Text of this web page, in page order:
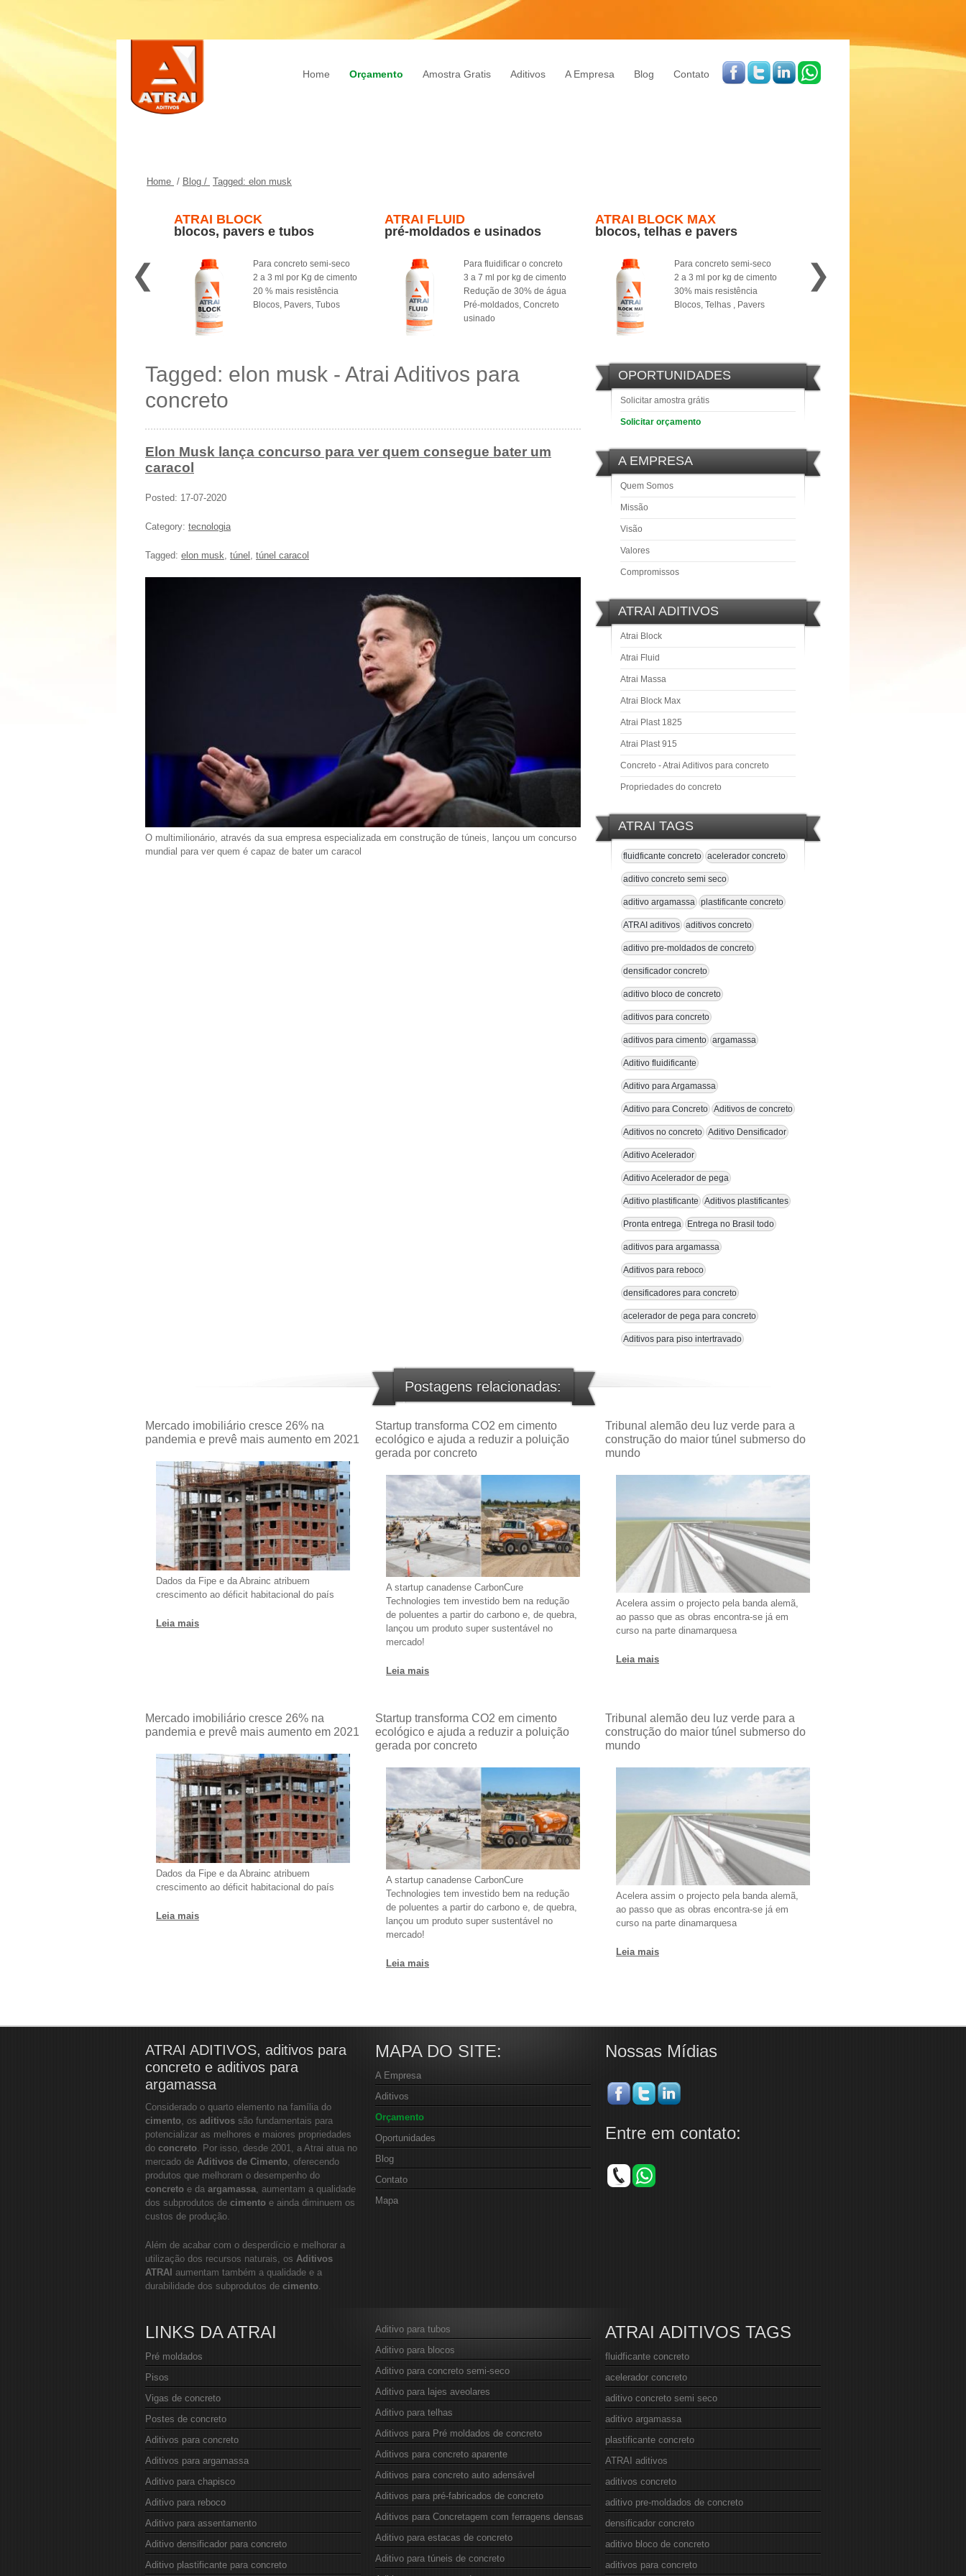
Home Orçamento Amostra Gratis Aditivos A Empresa Blog Contato
Home / Blog / Tagged: elon musk
ATRAI BLOCK
blocos, pavers e tubos
Para concreto semi-seco
2 a 3 ml por Kg de cimento
20 % mais resistência
Blocos, Pavers, Tubos
ATRAI FLUID
pré-moldados e usinados
Para fluidificar o concreto
3 a 7 ml por kg de cimento
Redução de 30% de água
Pré-moldados, Concreto
usinado
ATRAI BLOCK MAX
blocos, telhas e pavers
Para concreto semi-seco
2 a 3 ml por kg de cimento
30% mais resistência
Blocos, Telhas , Pavers
❮ ❯
Tagged: elon musk - Atrai Aditivos para
concreto
Elon Musk lança concurso para ver quem consegue bater um
caracol
Posted: 17-07-2020
Category: tecnologia
Tagged: elon musk, túnel , túnel caracol
O multimilionário, através da sua empresa especializada em construção de túneis, lançou um concurso
mundial para ver quem é capaz de bater um caracol
OPORTUNIDADES
Solicitar amostra grátis
Solicitar orçamento
A EMPRESA
Quem Somos
Missão
Visão
Valores
Compromissos
ATRAI ADITIVOS
Atrai Block
Atrai Fluid
Atrai Massa
Atrai Block Max
Atrai Plast 1825
Atrai Plast 915
Concreto - Atrai Aditivos para concreto
Propriedades do concreto
ATRAI TAGS
fluidficante concreto acelerador concreto
aditivo concreto semi seco
aditivo argamassa plastificante concreto
ATRAI aditivos aditivos concreto
aditivo pre-moldados de concreto
densificador concreto
aditivo bloco de concreto
aditivos para concreto
aditivos para cimento argamassa
Aditivo fluidificante
Aditivo para Argamassa
Aditivo para Concreto Aditivos de concreto
Aditivos no concreto Aditivo Densificador
Aditivo Acelerador
Aditivo Acelerador de pega
Aditivo plastificante Aditivos plastificantes
Pronta entrega Entrega no Brasil todo
aditivos para argamassa
Aditivos para reboco
densificadores para concreto
acelerador de pega para concreto
Aditivos para piso intertravado
Postagens relacionadas:
Mercado imobiliário cresce 26% na
pandemia e prevê mais aumento em 2021
Dados da Fipe e da Abrainc atribuem
crescimento ao déficit habitacional do país
Leia mais
Startup transforma CO2 em cimento
ecológico e ajuda a reduzir a poluição
gerada por concreto
A startup canadense CarbonCure
Technologies tem investido bem na redução
de poluentes a partir do carbono e, de quebra,
lançou um produto super sustentável no
mercado!
Leia mais
Tribunal alemão deu luz verde para a
construção do maior túnel submerso do
mundo
Acelera assim o projecto pela banda alemã,
ao passo que as obras encontra-se já em
curso na parte dinamarquesa
Leia mais
Mercado imobiliário cresce 26% na
pandemia e prevê mais aumento em 2021
Dados da Fipe e da Abrainc atribuem
crescimento ao déficit habitacional do país
Leia mais
Startup transforma CO2 em cimento
ecológico e ajuda a reduzir a poluição
gerada por concreto
A startup canadense CarbonCure
Technologies tem investido bem na redução
de poluentes a partir do carbono e, de quebra,
lançou um produto super sustentável no
mercado!
Leia mais
Tribunal alemão deu luz verde para a
construção do maior túnel submerso do
mundo
Acelera assim o projecto pela banda alemã,
ao passo que as obras encontra-se já em
curso na parte dinamarquesa
Leia mais
ATRAI ADITIVOS, aditivos para
concreto e aditivos para
argamassa
Considerado o quarto elemento na família do
cimento, os aditivos são fundamentais para
potencializar as melhores e maiores propriedades
do concreto. Por isso, desde 2001, a Atrai atua no
mercado de Aditivos de Cimento, oferecendo
produtos que melhoram o desempenho do
concreto e da argamassa, aumentam a qualidade
dos subprodutos de cimento e ainda diminuem os
custos de produção.
Além de acabar com o desperdício e melhorar a
utilização dos recursos naturais, os Aditivos
ATRAI aumentam também a qualidade e a
durabilidade dos subprodutos de cimento.
MAPA DO SITE:
A Empresa
Aditivos
Orçamento
Oportunidades
Blog
Contato
Mapa
Nossas Mídias
Entre em contato:
LINKS DA ATRAI
Pré moldados
Pisos
Vigas de concreto
Postes de concreto
Aditivos para concreto
Aditivos para argamassa
Aditivo para chapisco
Aditivo para reboco
Aditivo para assentamento
Aditivo densificador para concreto
Aditivo plastificante para concreto
Aditivo para tubos
Aditivo para blocos
Aditivo para concreto semi-seco
Aditivo para lajes aveolares
Aditivo para telhas
Aditivos para Pré moldados de concreto
Aditivos para concreto aparente
Aditivos para concreto auto adensável
Aditivos para pré-fabricados de concreto
Aditivos para Concretagem com ferragens densas
Aditivo para estacas de concreto
Aditivo para túneis de concreto
ATRAI ADITIVOS TAGS
fluidficante concreto
acelerador concreto
aditivo concreto semi seco
aditivo argamassa
plastificante concreto
ATRAI aditivos
aditivos concreto
aditivo pre-moldados de concreto
densificador concreto
aditivo bloco de concreto
aditivos para concreto